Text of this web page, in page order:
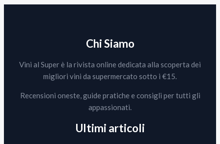
Chi Siamo
Vini al Super è la rivista online dedicata alla scoperta dei
migliori vini da supermercato sotto i €15.
Recensioni oneste, guide pratiche e consigli per tutti gli
appassionati.
Ultimi articoli